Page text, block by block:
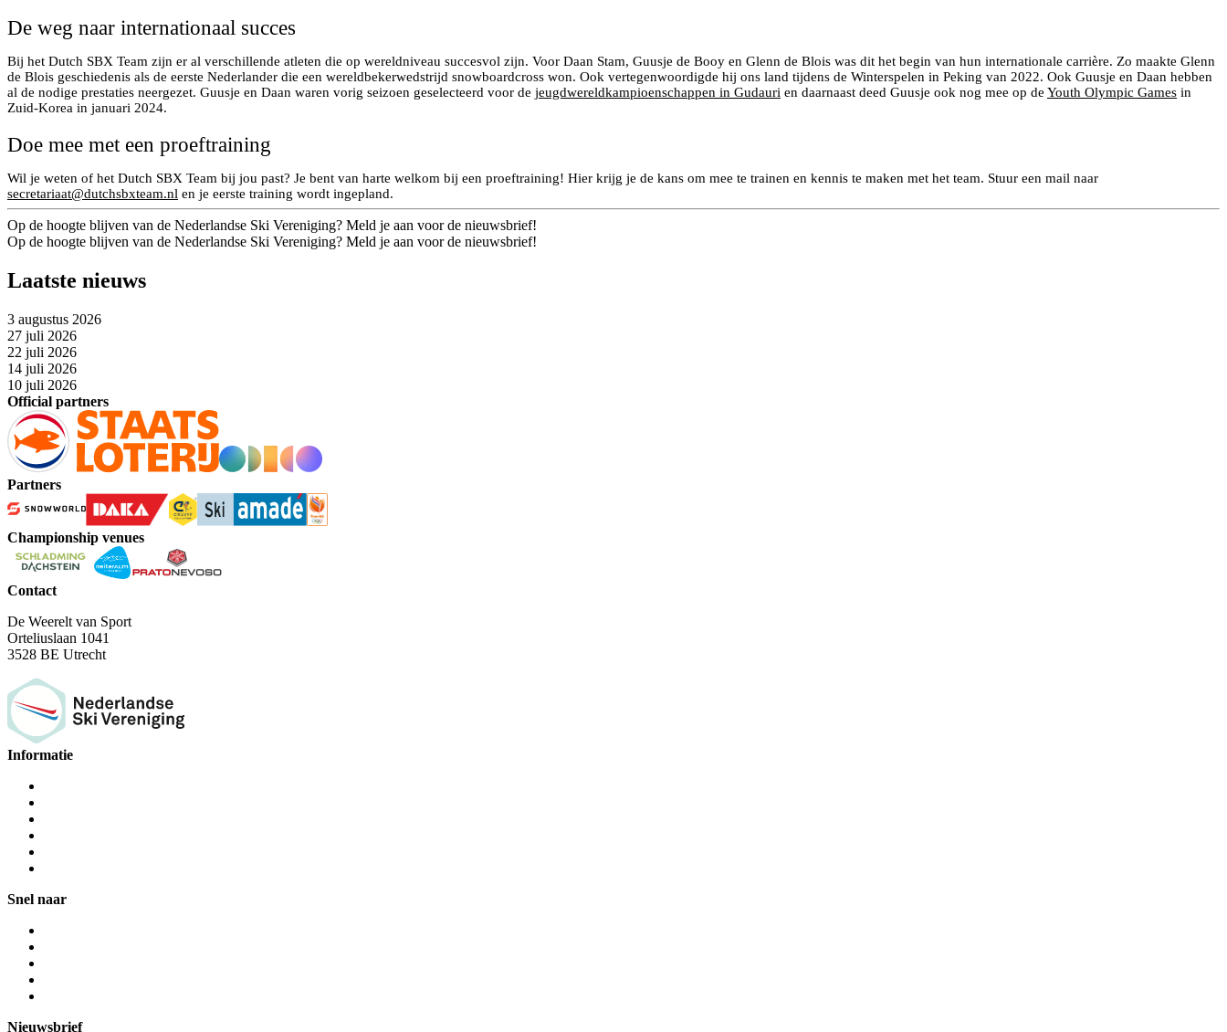
De weg naar internationaal succes
Bij het Dutch SBX Team zijn er al verschillende atleten die op wereldniveau succesvol zijn. Voor Daan Stam, Guusje de Booy en Glenn de Blois was dit het begin van hun internationale carrière. Zo maakte Glenn
de Blois geschiedenis als de eerste Nederlander die een wereldbekerwedstrijd snowboardcross won. Ook vertegenwoordigde hij ons land tijdens de Winterspelen in Peking van 2022. Ook Guusje en Daan hebben
al de nodige prestaties neergezet. Guusje en Daan waren vorig seizoen geselecteerd voor de jeugdwereldkampioenschappen in Gudauri en daarnaast deed Guusje ook nog mee op de Youth Olympic Games in
Zuid-Korea in januari 2024.
Doe mee met een proeftraining
Wil je weten of het Dutch SBX Team bij jou past? Je bent van harte welkom bij een proeftraining! Hier krijg je de kans om mee te trainen en kennis te maken met het team. Stuur een mail naar
secretariaat@dutchsbxteam.nl en je eerste training wordt ingepland.
Op de hoogte blijven van de Nederlandse Ski Vereniging? Meld je aan voor de nieuwsbrief!
Op de hoogte blijven van de Nederlandse Ski Vereniging? Meld je aan voor de nieuwsbrief!
Laatste nieuws
3 augustus 2026
27 juli 2026
22 juli 2026
14 juli 2026
10 juli 2026
Official partners
Partners
Championship venues
Contact
De Weerelt van Sport
Orteliuslaan 1041
3528 BE Utrecht
Informatie
Snel naar
Nieuwsbrief